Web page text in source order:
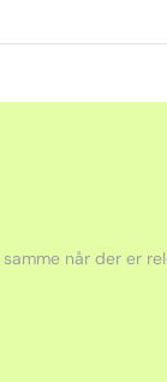
når der er